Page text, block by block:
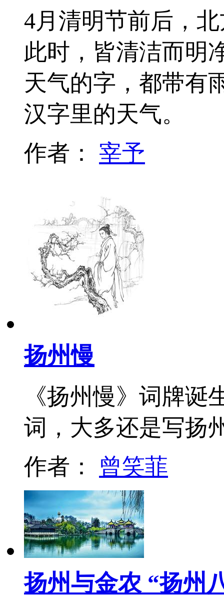
4月清明节前后，
此时，皆清洁而明
天气的字，都带有
汉字里的天气。
作者： 宰予
扬州慢
《扬州慢》词牌
词，大多还是写扬
作者： 曾笑菲
扬州与金农 “扬州